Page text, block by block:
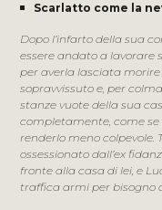
Scarlatto come la
Dopo l’infarto della sua
essere andato a lavorare
per averla lasciata morire
sopravvissuto e, per
stanze vuote della sua
completamente, come se
renderlo meno colpevole.
ossessionato dall’ex
fronte alla casa di lei, e
traffica armi per bisogno